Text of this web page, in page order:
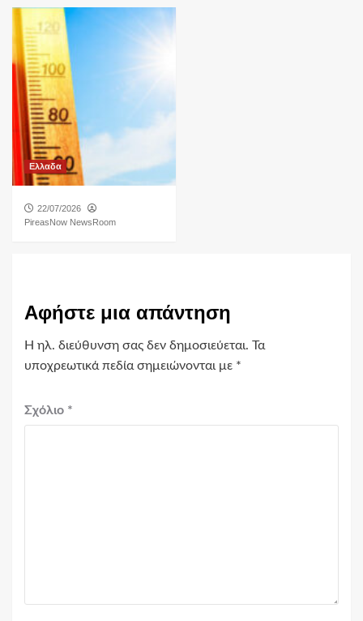
Ελλαδα
22/07/2026
PireasNow NewsRoom
Αφήστε μια απάντηση
Η ηλ. διεύθυνση σας δεν δημοσιεύεται. Τα
υποχρεωτικά πεδία σημειώνονται με *
Σχόλιο *